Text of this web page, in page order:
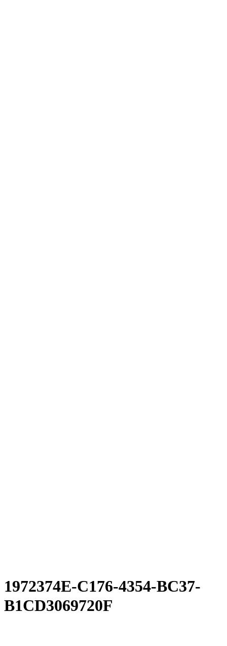
1972374E-C176-4354-BC37-
B1CD3069720F